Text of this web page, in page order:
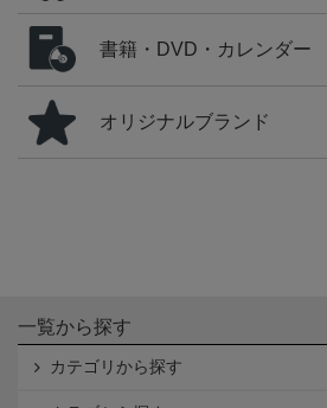
書籍・DVD・カレンダー
オリジナルブランド
一覧から探す
カテゴリから探す